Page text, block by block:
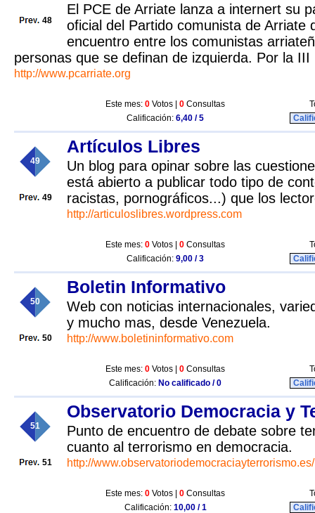
48
El PCE de Arriate lanza a internert su
oficial del Partido comunista de Arriate
encuentro entre los comunistas
personas que se definan de izquierda. Por la III
http://www.pcarriate.org
Este mes: 0 Votos | 0 Consultas
Calificación: 6,40 / 5
49
49
Artículos Libres
Un blog para opinar sobre las
está abierto a publicar todo tipo de
racistas, pornográficos...) que los
http://articuloslibres.wordpress.com
Este mes: 0 Votos | 0 Consultas
Calificación: 9,00 / 3
50
50
Boletin Informativo
Web con noticias internacionales,
y mucho mas, desde Venezuela.
http://www.boletininformativo.com
Este mes: 0 Votos | 0 Consultas
Calificación: No calificado / 0
51
51
Observatorio Democracia y
Punto de encuentro de debate sobre
cuanto al terrorismo en democracia.
http://www.observatoriodemocraciayterrorismo.es/
Este mes: 0 Votos | 0 Consultas
Calificación: 10,00 / 1